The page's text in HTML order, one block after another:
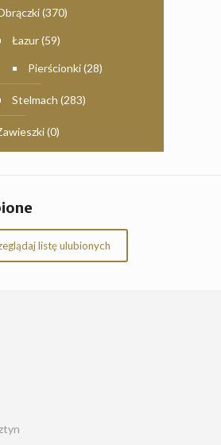
(370)
Łazur(59)
Pierścionki(28)
Stelmach (283)
(0)
listę ulubionych